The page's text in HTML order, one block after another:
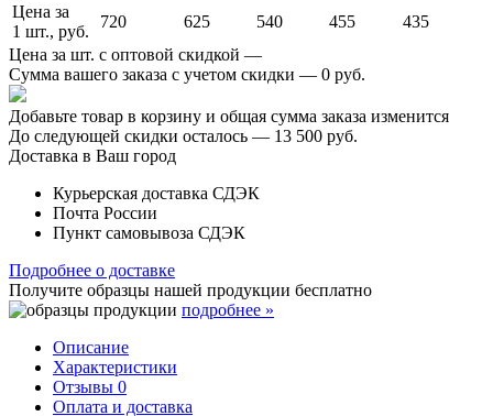
Цена за
1 шт., руб.
720 625 540 455
435
Цена за шт. с оптовой скидкой —
Сумма вашего заказа с учетом скидки — 0 руб.
Добавьте товар в корзину и общая сумма заказа изменится
До следующей скидки осталось — 13 500 руб.
Доставка в Ваш город
Курьерская доставка СДЭК
Почта России
Пункт самовывоза СДЭК
Подробнее о доставке
Получите образцы нашей продукции бесплатно
подробнее »
Описание
Характеристики
Отзывы 0
Оплата и доставка